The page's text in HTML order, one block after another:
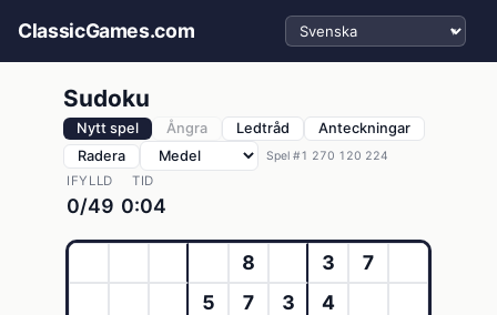
ClassicGames.com Välj språk
Sudoku
Nytt spel Ångra Ledtråd
Anteckningar
Radera
Spel #1 270 120 224
IFYLLD
0/49
TID
0:04
8 3
7
5
7 3
4